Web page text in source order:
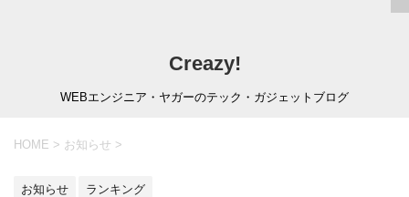
Creazy!
WEBエンジニア・ヤガーのテック・ガジェットブログ
HOME > お知らせ >
お知らせ ランキング